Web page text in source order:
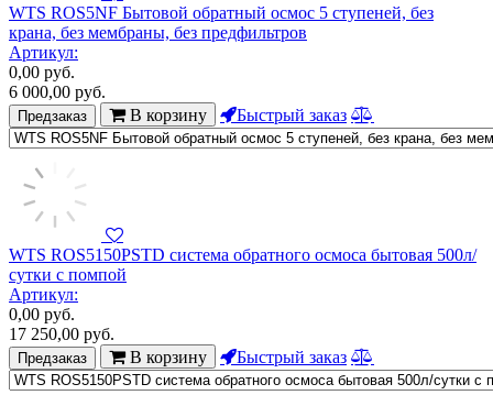
WTS ROS5NF Бытовой обратный осмос 5 ступеней, без
крана, без мембраны, без предфильтров
Артикул:
0,00 руб.
6 000,00 руб.
Предзаказ В корзину Быстрый заказ
WTS ROS5150PSTD система обратного осмоса бытовая 500л/
сутки c помпой
Артикул:
0,00 руб.
17 250,00 руб.
Предзаказ В корзину Быстрый заказ